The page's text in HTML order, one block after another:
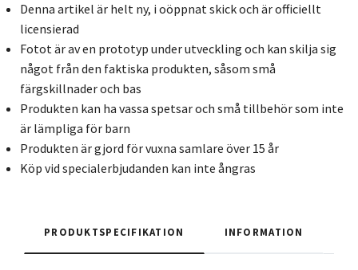
Denna artikel är helt ny, i oöppnat skick och är officiellt
licensierad
Fotot är av en prototyp under utveckling och kan skilja sig
något från den faktiska produkten, såsom små
färgskillnader och bas
Produkten kan ha vassa spetsar och små tillbehör som inte
är lämpliga för barn
Produkten är gjord för vuxna samlare över 15 år
Köp vid specialerbjudanden kan inte ångras
PRODUKTSPECIFIKATION INFORMATION